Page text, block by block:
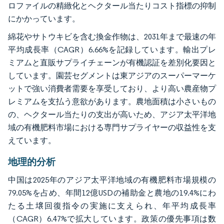
ロファイルの精緻化とヘクタール当たりコスト指標の抑制
にかかっています。
綿花やサトウキビを含む換金作物は、2031年まで最速の年
平均成長率（CAGR）6.66%を記録しています。輸出プレ
ミアムと直販サプライチェーンが有機認証を差別化要因と
しています。園芸セグメントは東アジアのスーパーマーケ
ットで強い消費者需要を享受しており、より高い農産物プ
レミアムを支払う意欲があります。農地面積は小さいもの
の、ヘクタール当たりの支出が高いため、アジア太平洋地
域の有機肥料市場における専門サプライヤーの収益性を支
えています。
地理的分析
中国は2025年のアジア太平洋地域の有機肥料市場規模の
79.05%を占め、年間12億USDの補助金と農地の19.4%にわ
たる土壌回復指令の実施に支えられ、年平均成長率
（CAGR）6.47%で拡大しています。政策の優先事項は数